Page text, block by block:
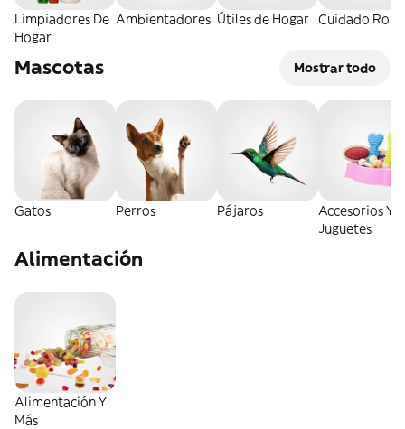
Limpiadores De
Hogar
Ambientadores Útiles de Hogar Cuidado Ropa
Mascotas Mostrar todo
Gatos Perros Pájaros
Accesorios Y
Juguetes
Alimentación
Alimentación Y
Más